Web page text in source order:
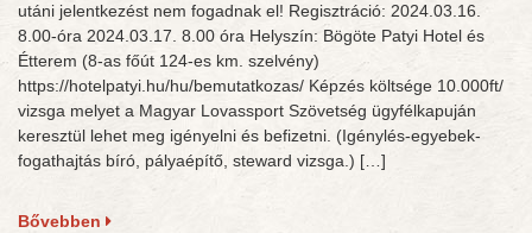
utáni jelentkezést nem fogadnak el! Regisztráció: 2024.03.16.
8.00-óra 2024.03.17. 8.00 óra Helyszín: Bögöte Patyi Hotel és
Étterem (8-as főút 124-es km. szelvény)
https://hotelpatyi.hu/hu/bemutatkozas/ Képzés költsége 10.000ft/
vizsga melyet a Magyar Lovassport Szövetség ügyfélkapuján
keresztül lehet meg igényelni és befizetni. (Igénylés-egyebek-
fogathajtás bíró, pályaépítő, steward vizsga.) […]
Bővebben